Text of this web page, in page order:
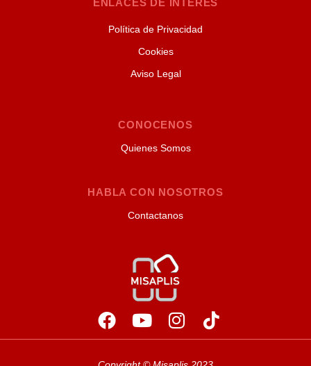
Política de Privacidad
Cookies
Aviso Legal
CONOCENOS
Quienes Somos
HABLA CON NOSOTROS
Contactanos